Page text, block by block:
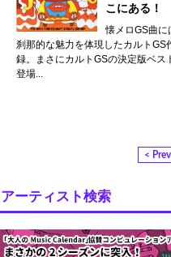
こにある！
懐メロGS曲に
刹那的な魅力を体現したカルト
録。まさにカルトGSの決定版ベ
登場...
< Prev
アーティスト検索